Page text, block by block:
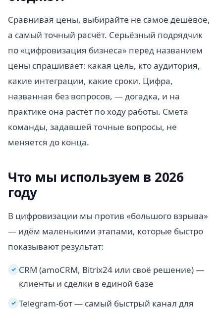
Сравнивая цены, выбирайте не самое дешёвое,
а самый точный расчёт. Серьёзный подрядчик
по «цифровизация бизнеса» перед названием
цены спрашивает: какая цель, кто аудитория,
какие интеграции, какие сроки. Цифра,
названная без вопросов, — догадка, и на
практике она растёт по ходу работы. Смета
команды, задавшей точные вопросы, не
меняется до конца.
Что мы используем в 2026
году
В цифровизации мы против «большого взрыва»
— идём маленькими этапами, которые быстро
показывают результат:
✓ CRM (amoCRM, Bitrix24 или своё решение) —
клиенты и сделки в единой базе
✓ Telegram-бот — самый быстрый канал для